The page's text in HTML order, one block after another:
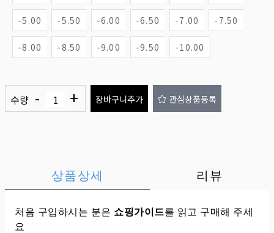
-5.00 -5.50 -6.00 -6.50 -7.00 -7.50
-8.00 -8.50 -9.00 -9.50 -10.00
수량 - + 장바구니추가 관심상품등록
상품상세 리뷰
처음 구입하시는 분은 쇼핑가이드를 읽고 구매해 주세
요